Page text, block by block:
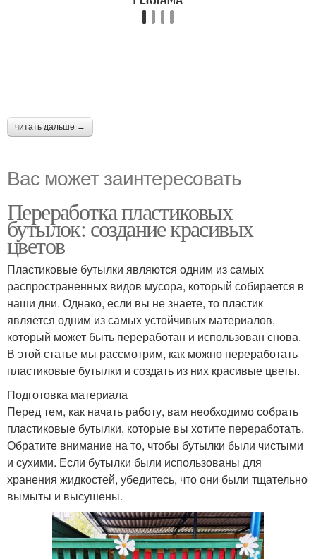
читать дальше →
Вас может заинтересовать
Переработка пластиковых
бутылок: создание красивых
цветов
Пластиковые бутылки являются одним из самых
распространенных видов мусора, который собирается в
наши дни. Однако, если вы не знаете, то пластик
является одним из самых устойчивых материалов,
который может быть переработан и использован снова.
В этой статье мы рассмотрим, как можно переработать
пластиковые бутылки и создать из них красивые цветы.
Подготовка материала
Перед тем, как начать работу, вам необходимо собрать
пластиковые бутылки, которые вы хотите переработать.
Обратите внимание на то, чтобы бутылки были чистыми
и сухими. Если бутылки были использованы для
хранения жидкостей, убедитесь, что они были тщательно
вымыты и высушены.